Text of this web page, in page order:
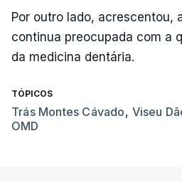
Por outro lado, acrescentou,
continua preocupada com a
da medicina dentária.
TÓPICOS
Trás Montes Cávado, Viseu
OMD